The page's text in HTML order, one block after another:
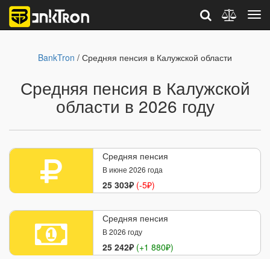
BankTron / Средняя пенсия в Калужской области
Средняя пенсия в Калужской
области в 2026 году
Средняя пенсия
В июне 2026 года
25 303₽(-5₽)
Средняя пенсия
В 2026 году
25 242₽(+1 880₽)